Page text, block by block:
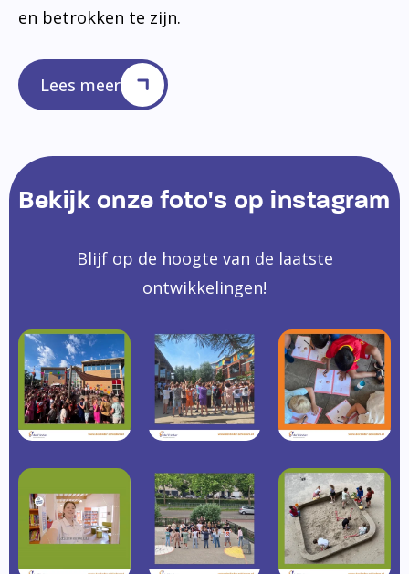
en betrokken te zijn.
Lees meer
Bekijk onze foto's op instagram
Blijf op de hoogte van de laatste
ontwikkelingen!